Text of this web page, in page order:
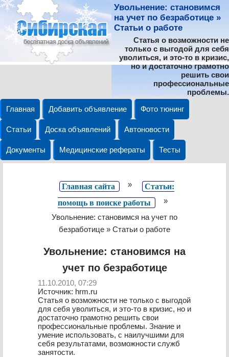
Увольнение: становимся
на учет по безработице »
Статьи о работе
Статья о возможности не
только с выгодой для себя
уволиться, и это-то в кризис,
но и достаточно грамотно
решить свои
профессиональные
проблемы.
Главная
Добавить объявление Фото тюнинг
Статьи Доска объявлений Автоновости
Документы Медицинские рефераты Тесты
Главная сайта »
Статьи:
помощь в поиске работы
»
Увольнение: становимся на учет по
безработице » Статьи о работе
Увольнение: становимся на
учет по безработице
11.10.2010, 07:29
Источник: hrm.ru
Статья о возможности не только с выгодой
для себя уволиться, и это-то в кризис, но и
достаточно грамотно решить свои
профессиональные проблемы. Знание и
умение использовать, с наилучшими для
себя результатами, возможности служб
занятости.